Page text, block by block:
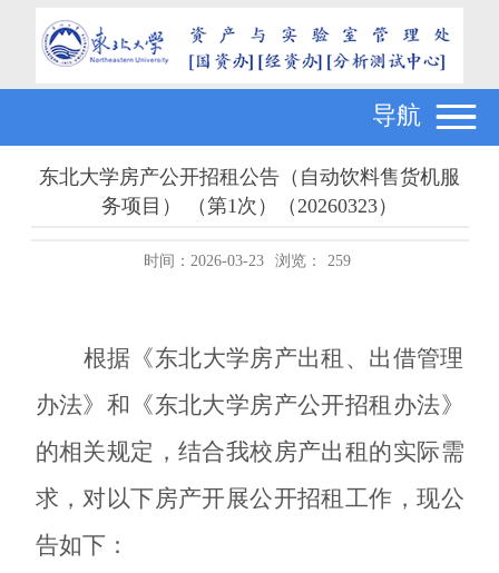
导航
东北大学房产公开招租公告（自动饮料售货机服
务项目） （第1次）（20260323）
时间：2026-03-23 浏览： 259
根据《东北大学房产出租、出借管理
办法》和《东北大学房产公开招租办法》
的相关规定，结合我校房产出租的实际需
求，对以下房产开展公开招租工作，现公
告如下：